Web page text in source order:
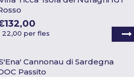
22,00 per fles
Cannonau di Sardegna
Passito